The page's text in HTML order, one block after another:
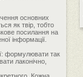
основних
як твір, тобто
посилання на
інформації.
формулювати так
лаконічно,